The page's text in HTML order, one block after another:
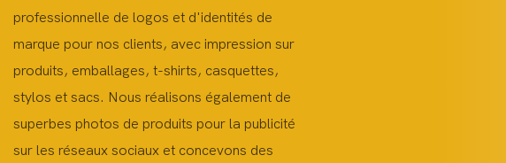
professionnelle de logos et d'identités de
marque pour nos clients, avec impression sur
produits, emballages, t-shirts, casquettes,
stylos et sacs. Nous réalisons également de
superbes photos de produits pour la publicité
sur les réseaux sociaux et concevons des